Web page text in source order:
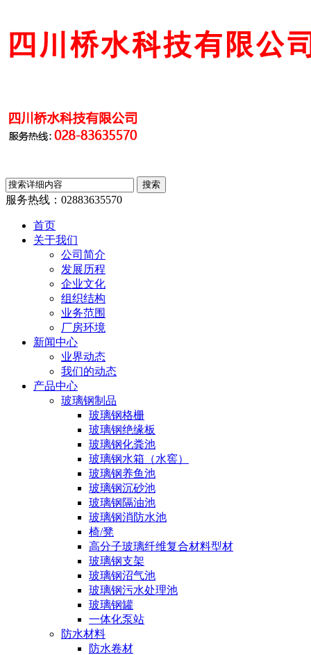
服务热线： 02883635570
首页
关于我们
公司简介
发展历程
企业文化
组织结构
业务范围
厂房环境
新闻中心
业界动态
我们的动态
产品中心
玻璃钢制品
玻璃钢格栅
玻璃钢绝缘板
玻璃钢化粪池
玻璃钢水箱（水窖）
玻璃钢养鱼池
玻璃钢沉砂池
玻璃钢隔油池
玻璃钢消防水池
椅/凳
高分子玻璃纤维复合材料型材
玻璃钢支架
玻璃钢沼气池
玻璃钢污水处理池
玻璃钢罐
一体化泵站
防水材料
防水卷材